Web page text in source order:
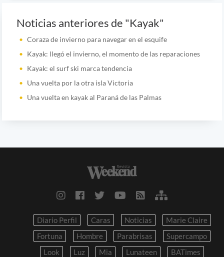
Noticias anteriores de "Kayak"
Coraza de invierno para navegar en el esquife
Kayak: llegó el invierno, el momento de las reparaciones
Kayak: el surf ski marca tendencia
Una vuelta por la otra isla Victoria
Una vuelta en kayak al Paraná de las Palmas
Diario Perfil Caras Noticias
Marie Claire
Fortuna
Hombre Parabrisas
Supercampo
Look
Luz Mia Lunateen BATimes